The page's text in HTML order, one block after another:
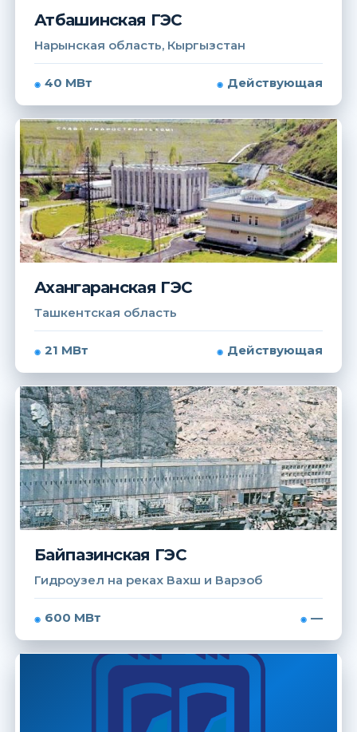
Атбашинская ГЭС
Нарынская область, Кыргызстан
40 МВт Действующая
Ахангаранская ГЭС
Ташкентская область
21 МВт Действующая
Байпазинская ГЭС
Гидроузел на реках Вахш и Варзоб
600 МВт —